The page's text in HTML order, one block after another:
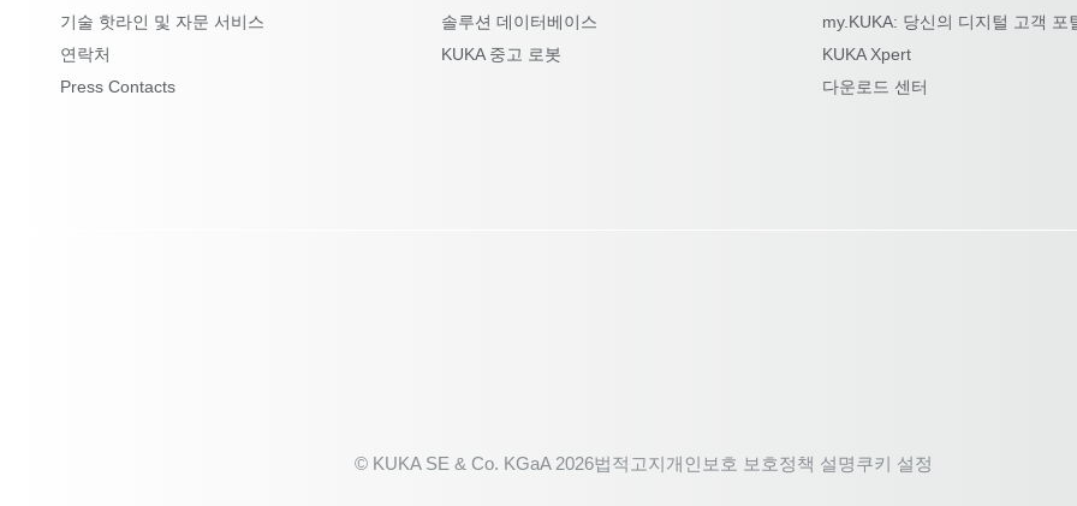
기술 핫라인 및 자문 서비스
연락처
Press Contacts
솔루션 데이터베이스
KUKA 중고 로봇
my.KUKA: 당신의 디지털 고객 포
KUKA Xpert
다운로드 센터
© KUKA SE & Co. KGaA 2026법적고지개인보호 보호정책 설명쿠키 설정